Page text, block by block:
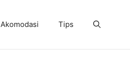
Akomodasi Tips